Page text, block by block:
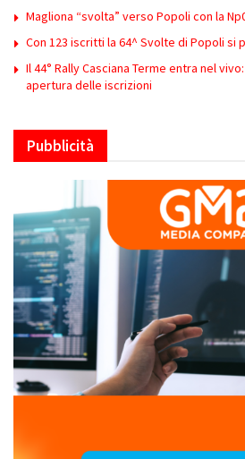
Magliona “svolta” verso Popoli con la
Con 123 iscritti la 64^ Svolte di Popoli si
Il 44° Rally Casciana Terme entra nel
apertura delle iscrizioni
Pubblicità